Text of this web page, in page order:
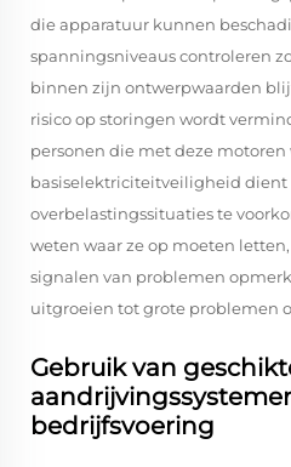
die apparatuur kunnen
spanningsniveaus controleren
binnen zijn ontwerpwaarden
risico op storingen wordt
personen die met deze motoren
basiselektriciteitveiligheid dient
overbelastingssituaties te
weten waar ze op moeten
signalen van problemen
uitgroeien tot grote problemen
Gebruik van
bedrijfsvoering